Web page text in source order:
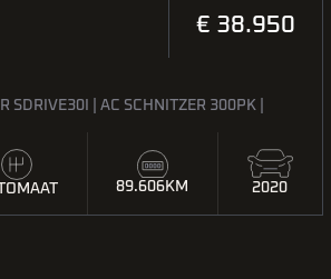
€ 38.950
SDRIVE30I | AC SCHNITZER 300PK |
89.606KM 2020